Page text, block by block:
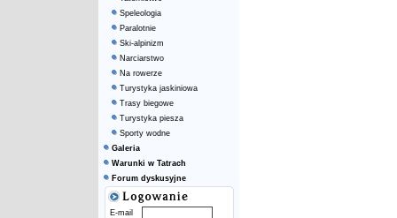
Speleologia
Paralotnie
Ski-alpinizm
Narciarstwo
Na rowerze
Turystyka jaskiniowa
Trasy biegowe
Turystyka piesza
Sporty wodne
Galeria
Warunki w Tatrach
Forum dyskusyjne
E-mail